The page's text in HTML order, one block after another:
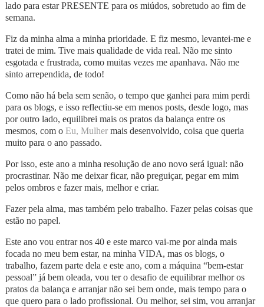
lado para estar PRESENTE para os miúdos, sobretudo ao fim de
semana.
Fiz da minha alma a minha prioridade. E fiz mesmo, levantei-me e
tratei de mim. Tive mais qualidade de vida real. Não me sinto
esgotada e frustrada, como muitas vezes me apanhava. Não me
sinto arrependida, de todo!
Como não há bela sem senão, o tempo que ganhei para mim perdi
para os blogs, e isso reflectiu-se em menos posts, desde logo, mas
por outro lado, equilibrei mais os pratos da balança entre os
mesmos, com o Eu, Mulhermais desenvolvido, coisa que queria
muito para o ano passado.
Por isso, este ano a minha resolução de ano novo será igual: não
procrastinar. Não me deixar ficar, não preguiçar, pegar em mim
pelos ombros e fazer mais, melhor e criar.
Fazer pela alma, mas também pelo trabalho. Fazer pelas coisas que
estão no papel.
Este ano vou entrar nos 40 e este marco vai-me por ainda mais
focada no meu bem estar, na minha VIDA, mas os blogs, o
trabalho, fazem parte dela e este ano, com a máquina “bem-estar
pessoal” já bem oleada, vou ter o desafio de equilibrar melhor os
pratos da balança e arranjar não sei bem onde, mais tempo para o
que quero para o lado profissional. Ou melhor, sei sim, vou arranjar